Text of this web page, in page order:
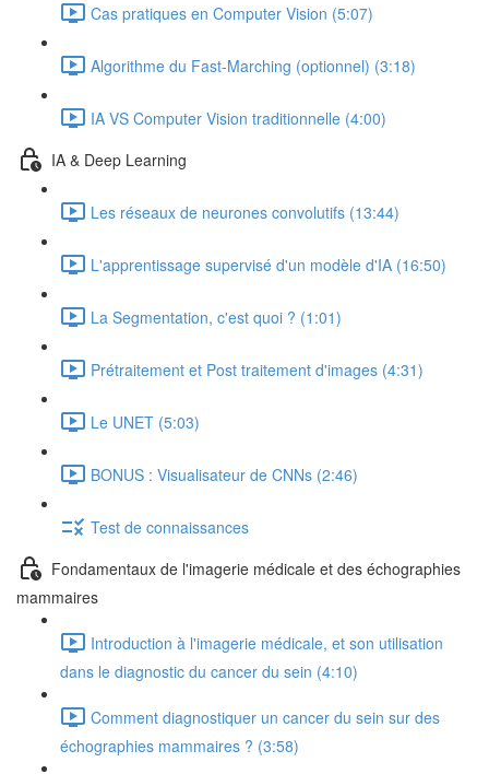
Cas pratiques en Computer Vision (5:07)
Algorithme du Fast-Marching (optionnel) (3:18)
IA VS Computer Vision traditionnelle (4:00)
IA & Deep Learning
Les réseaux de neurones convolutifs (13:44)
L'apprentissage supervisé d'un modèle d'IA (16:50)
La Segmentation, c'est quoi ? (1:01)
Prétraitement et Post traitement d'images (4:31)
Le UNET (5:03)
BONUS : Visualisateur de CNNs (2:46)
Test de connaissances
Fondamentaux de l'imagerie médicale et des échographies
mammaires
Introduction à l'imagerie médicale, et son utilisation
dans le diagnostic du cancer du sein (4:10)
Comment diagnostiquer un cancer du sein sur des
échographies mammaires ? (3:58)